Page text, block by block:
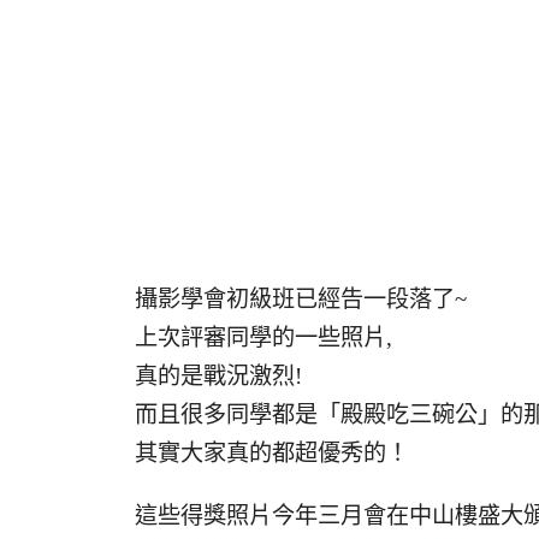
攝影學會初級班已經告一段落了~
上次評審同學的一些照片,
真的是戰況激烈!
而且很多同學都是「殿殿吃三碗公」的
其實大家真的都超優秀的！
這些得獎照片今年三月會在中山樓盛大